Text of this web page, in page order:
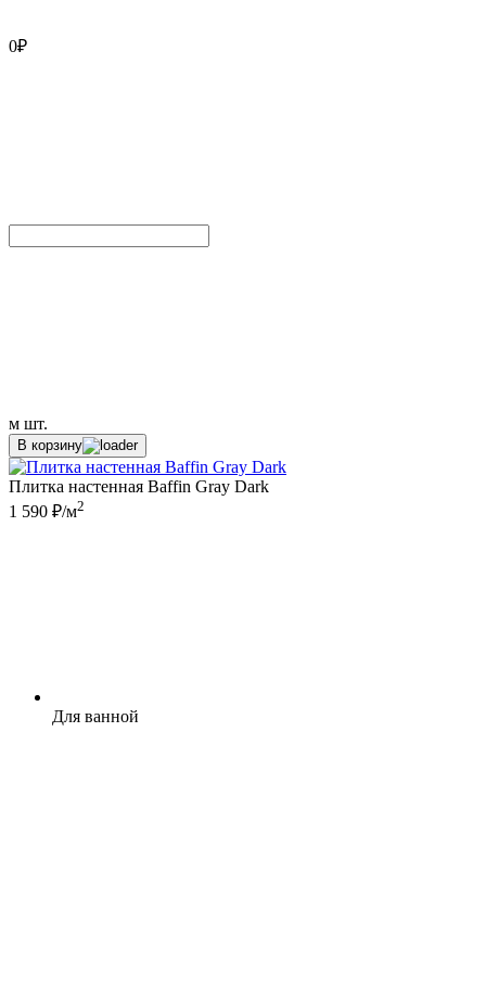
0₽
м шт.
В корзину
Плитка настенная Baffin Gray Dark
1 590 ₽/м2
Для ванной